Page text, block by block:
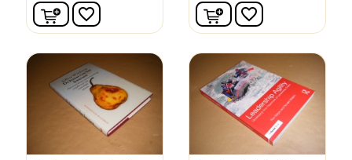
In winkelwagen
favorite_border In winkelwagen
favorite_border